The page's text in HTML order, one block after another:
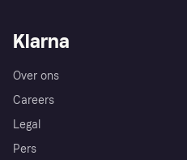
Klarna
Over ons
Careers
Legal
Pers